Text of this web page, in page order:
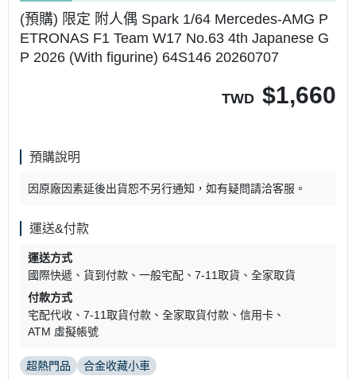
(預購) 限定 附人偶 Spark 1/64 Mercedes-AMG P
ETRONAS F1 Team W17 No.63 4th Japanese G
P 2026 (With figurine) 64S146 20260707
TWD $1,660
預購說明
因原廠因素延後出貨恕不另行通知，如有疑問請洽客服。
運送&付款
運送方式
國際快遞
貨到付款 一般宅配 7-11取貨
全家取貨
付款方式
宅配代收
7-11取貨付款 全家取貨付款
信用卡
ATM 虛擬帳號
超熱門品 合金收藏小車